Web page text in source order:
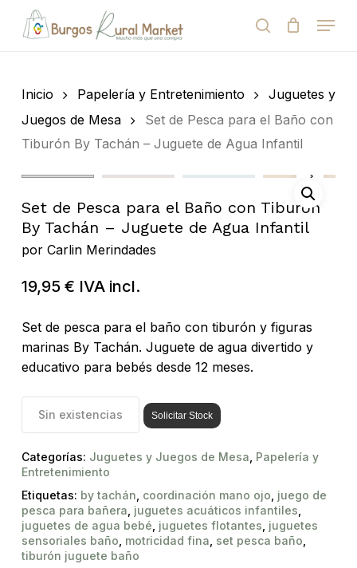
de
search
Menu
Cart
Inicio Papelería y Entretenimiento
Juguetes y
Juegos de Mesa
Set de Pesca para el Baño con
Tiburón By Tachán – Juguete de Agua Infantil
Set de Pesca para el Baño con Tiburón
By Tachán – Juguete de Agua Infantil
por Carlin Merindades
19,95 € IVA incl.
Set de pesca para el baño con tiburón y figuras
marinas By Tachán. Juguete de agua divertido y
educativo para bebés desde 12 meses.
Sin existencias Solicitar Stock
Categorías: Juguetes y Juegos de Mesa Papelería y
Entretenimiento
Etiquetas: by tachán coordinación mano ojo juego de
pesca para bañera juguetes acuáticos infantiles
juguetes de agua bebé juguetes flotantes juguetes
sensoriales baño motricidad fina set pesca baño
tiburón juguete baño